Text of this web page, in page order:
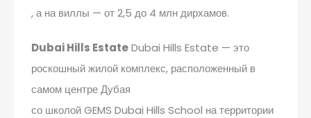
, а на виллы — от 2,5 до 4 млн дирхамов.
Dubai Hills EstateDubai Hills Estate — это
роскошный жилой комплекс, расположенный в
самом центре Дубая
со школой GEMS Dubai Hills School на территории